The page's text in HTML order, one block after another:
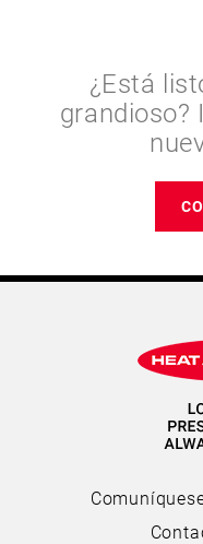
¿Está
grandioso?